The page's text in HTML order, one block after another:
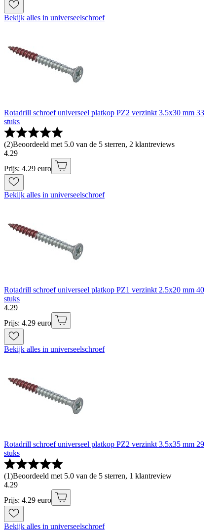
Bekijk alles in universeelschroef
Rotadrill schroef universeel platkop PZ2 verzinkt 3.5x30 mm 33
stuks
(2)Beoordeeld met 5.0 van de 5 sterren, 2 klantreviews
4.29
Prijs: 4.29 euro
Bekijk alles in universeelschroef
Rotadrill schroef universeel platkop PZ1 verzinkt 2.5x20 mm 40
stuks
4.29
Prijs: 4.29 euro
Bekijk alles in universeelschroef
Rotadrill schroef universeel platkop PZ2 verzinkt 3.5x35 mm 29
stuks
(1)Beoordeeld met 5.0 van de 5 sterren, 1 klantreview
4.29
Prijs: 4.29 euro
Bekijk alles in universeelschroef